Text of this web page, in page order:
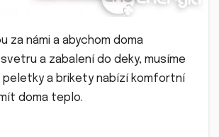
za námi a abychom doma
a zabalení do deky, musíme
peletky a brikety nabízí komfortní
doma teplo.